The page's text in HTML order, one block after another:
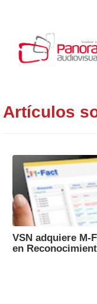
Artículos
VSN adquiere M-
en